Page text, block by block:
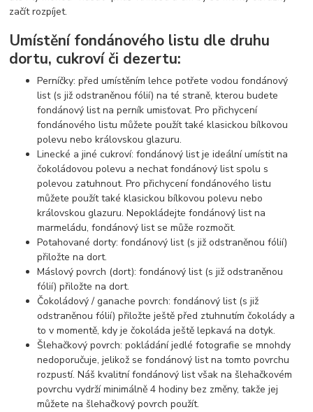
začít rozpíjet.
Umístění fondánového listu dle druhu
dortu, cukroví či dezertu:
Perníčky: před umístěním lehce potřete vodou fondánový
list (s již odstraněnou fólií) na té straně, kterou budete
fondánový list na perník umisťovat. Pro přichycení
fondánového listu můžete použít také klasickou bílkovou
polevu nebo královskou glazuru.
Linecké a jiné cukroví: fondánový list je ideální umístit na
čokoládovou polevu a nechat fondánový list spolu s
polevou zatuhnout. Pro přichycení fondánového listu
můžete použít také klasickou bílkovou polevu nebo
královskou glazuru. Nepokládejte fondánový list na
marmeládu, fondánový list se může rozmočit.
Potahované dorty: fondánový list (s již odstraněnou fólií)
přiložte na dort.
Máslový povrch (dort): fondánový list (s již odstraněnou
fólií) přiložte na dort.
Čokoládový / ganache povrch: fondánový list (s již
odstraněnou fólií) přiložte ještě před ztuhnutím čokolády a
to v momentě, kdy je čokoláda ještě lepkavá na dotyk.
Šlehačkový povrch: pokládání jedlé fotografie se mnohdy
nedoporučuje, jelikož se fondánový list na tomto povrchu
rozpustí. Náš kvalitní fondánový list však na šlehačkovém
povrchu vydrží minimálně 4 hodiny bez změny, takže jej
můžete na šlehačkový povrch použít.